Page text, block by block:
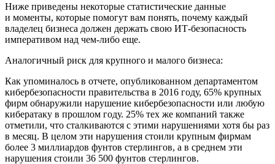
Ниже приведены некоторые статистические данные
и моменты, которые помогут вам понять, почему каждый
владелец бизнеса должен держать свою ИТ-безопасность
императивом над чем-либо еще.
Аналогичный риск для крупного и малого бизнеса:
Как упоминалось в отчете, опубликованном департаментом
кибербезопасности правительства в 2016 году, 65% крупных
фирм обнаружили нарушение кибербезопасности или любую
кибератаку в прошлом году. 25% тех же компаний также
отметили, что сталкиваются с этими нарушениями хотя бы раз
в месяц. В целом эти нарушения стоили крупным фирмам
более 3 миллиардов фунтов стерлингов, а в среднем эти
нарушения стоили 36 500 фунтов стерлингов.